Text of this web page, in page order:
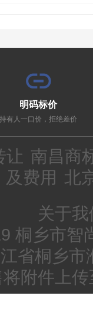
明码标价
持有人一口价，拒绝差价
让 南昌商
及费用 北
关于我
桐乡市智
省桐乡市
附件上